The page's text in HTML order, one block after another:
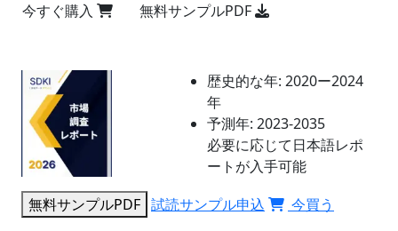
今すぐ購入
無料サンプルPDF
歴史的な年: 2020ー2024
年
予測年: 2023-2035
必要に応じて日本語レポ
ートが入手可能
無料サンプルPDF 試読サンプル申込 今買う